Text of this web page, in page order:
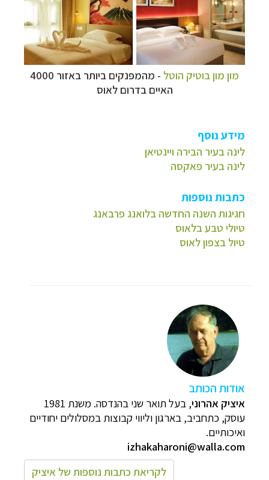
מון מון בוטיק הוטל
- מהמפנקים ביותר באזור 4000
האיים בדרום לאוס
מידע נוסף
לינה בעיר הבירה ויינטיאן
לינה בעיר פאקסה
כתבות נוספות
חגיגות השנה החדשה בלואנג פרבאנג
טיולי טבע בלאוס
טיול בצפון לאוס
אודות הכותב
איציק אהרוני
, בעל תואר שני בהנדסה. משנת 1981
עוסק, כתחביב, בארגון וליווי קבוצות במסלולים יחודיים
ואיכותיים.
izhakaharoni@walla.com
לקריאת כתבות נוספות של איציק